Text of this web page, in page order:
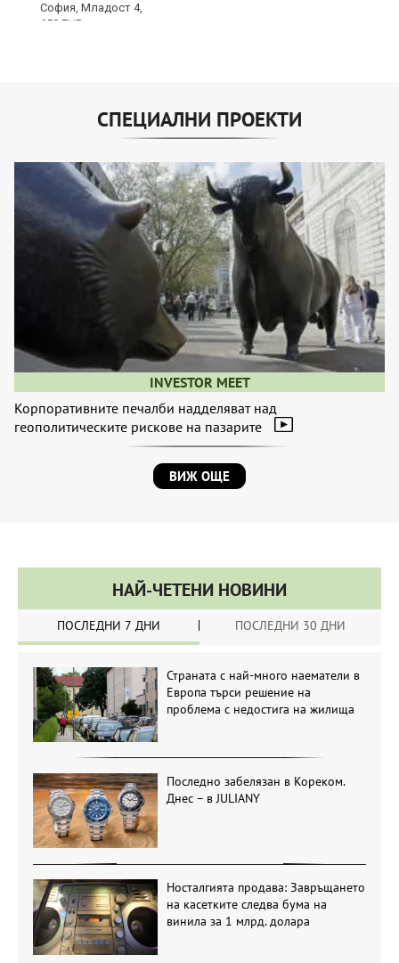
СПЕЦИАЛНИ ПРОЕКТИ
INVESTOR MEET
Корпоративните печалби надделяват над
геополитическите рискове на пазарите
ВИЖ ОЩЕ
НАЙ-ЧЕТЕНИ НОВИНИ
ПОСЛЕДНИ 7 ДНИ ПОСЛЕДНИ 30 ДНИ
Страната с най-много наематели в
Европа търси решение на
проблема с недостига на жилища
Последно забелязан в Кореком.
Днес – в JULIANY
Носталгията продава: Завръщането
на касетките следва бума на
винила за 1 млрд. долара